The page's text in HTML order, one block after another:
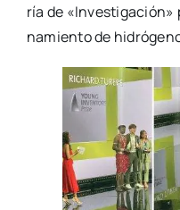
ría de
na­mien­to de